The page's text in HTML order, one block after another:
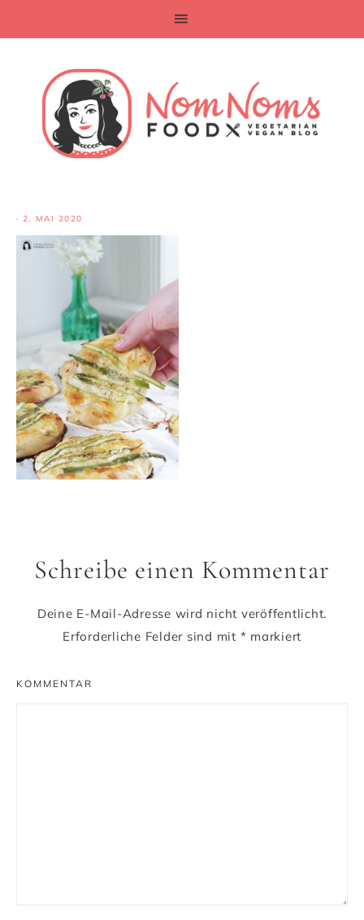
· 2. MAI 2020
Schreibe einen Kommentar
Deine E-Mail-Adresse wird nicht veröffentlicht.
Erforderliche Felder sind mit * markiert
KOMMENTAR